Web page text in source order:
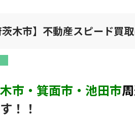
茨木市】不動産スピード買
市・箕面市・池田市
！！